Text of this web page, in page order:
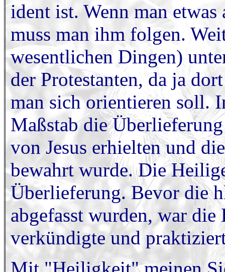
ident ist. Wenn man
muss man ihm folgen.
wesentlichen Dingen)
der Protestanten, da ja
man sich orientieren soll.
Maßstab die
von Jesus erhielten und
bewahrt wurde. Die
Überlieferung. Bevor die
abgefasst wurden, war
verkündigte und